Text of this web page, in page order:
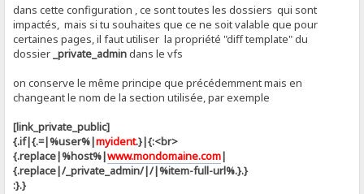
dans cette configuration , ce sont toutes les dossiers qui sont
impactés, mais si tu souhaites que ce ne soit valable que pour
certaines pages, il faut utiliser la propriété "diff template" du
dossier _private_admindans le vfs
on conserve le même principe que précédemment mais en
changeant le nom de la section utilisée, par exemple
[link_private_public]
{.if|{.=|%user%|myident.}|{:<br>
{.replace|%host%|www.mondomaine.com|
{.replace|/_private_admin/|/|%item-full-url%.}.}
:}.}